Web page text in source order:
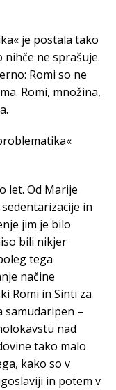
je postala tako
nihče ne sprašuje.
Romi so ne
Romi, množina,
let. Od Marije
in
jim je bilo
bili nikjer
tega
načine
Romi in Sinti za
samudaripen –
nad
tako malo
kako so v
in potem v